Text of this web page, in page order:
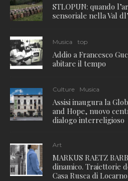
STLOPUN: quando
sensoriale nella Val
Musica top
Addio a Francesco
abitare il tempo
Culture Musica
Assisi inaugura la
and Hope, nuovo
dialogo interreligioso
Art
MARKUS RAETZ
dinamico. Traiettorie
Casa Rusca di Locarno